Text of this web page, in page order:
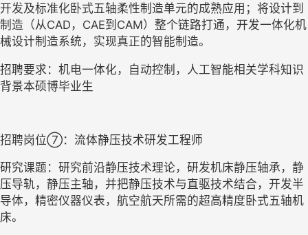
开发及标准化卧式五轴柔性制造单元的成熟应用；将设计到
制造（从CAD ， CAE到 CAM）整个链路打通，开发一体化机
械设计制造系统，实现真正的智能制造。
招聘要求：机电一体化，自动控制，人工智能相关学科知识
背景本硕博毕业生
招聘岗位⑦：流体静压技术研发工程师
研究课题：研究前沿静压技术理论，研发机床静压轴承，静
压导轨，静压主轴，并把静压技术与直驱技术结合，开发半
导体，精密仪器仪表，航空航天所需的超高精度卧式五轴机
床。